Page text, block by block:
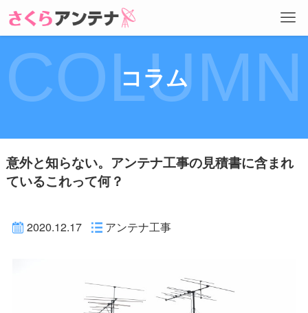
コラム
COLUMN
意外と知らない。アンテナ工事の見積書に含まれ
ているこれって何？
2020.12.17 アンテナ工事